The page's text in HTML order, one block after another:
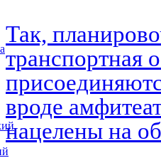
Так,
транспортная
вроде
нацелены на